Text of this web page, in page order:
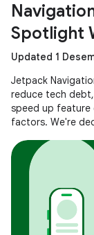
Spotlight
Updated 1
Jetpack
reduce tech
speed up feature
factors. We're